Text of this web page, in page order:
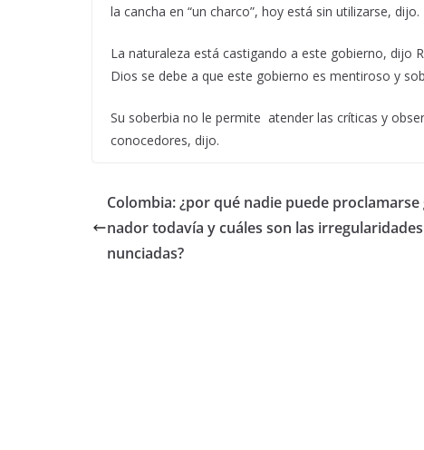
la cancha en “un charco”, hoy está sin utilizarse, dijo.
La naturaleza está castigando a este gobierno, dijo
Dios se debe a que este gobierno es mentiroso y
Su soberbia no le permite atender las críticas y
conocedores, dijo.
Colombia: ¿por qué nadie puede proclamarse
nador todavía y cuáles son las
nunciadas?